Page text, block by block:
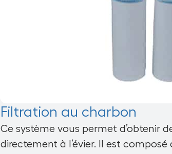
Filtration au charbon
Ce système vous permet d’obtenir
directement à l’évier. Il est